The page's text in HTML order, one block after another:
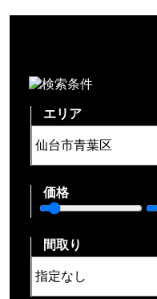
エリア
価格
間取り